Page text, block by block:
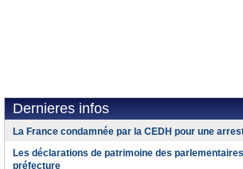
Dernieres infos
La France condamnée par la CEDH pour une
Les déclarations de patrimoine des